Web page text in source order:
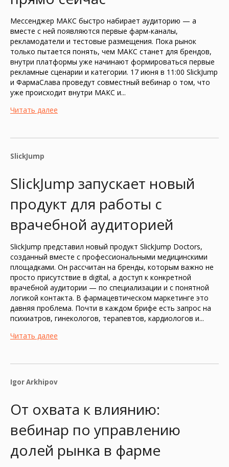
Мессенджер МАКС быстро набирает аудиторию — а
вместе с ней появляются первые фарм-каналы,
рекламодатели и тестовые размещения. Пока рынок
только пытается понять, чем МАКС станет для брендов,
внутри платформы уже начинают формироваться первые
рекламные сценарии и категории. 17 июня в 11:00 SlickJump
и ФармаСлава проведут совместный вебинар о том, что
уже происходит внутри МАКС и...
Читать далее
SlickJump
SlickJump запускает новый
продукт для работы с
врачебной аудиторией
SlickJump представил новый продукт SlickJump Doctors,
созданный вместе с профессиональными медицинскими
площадками. Он рассчитан на бренды, которым важно не
просто присутствие в digital, а доступ к конкретной
врачебной аудитории — по специализации и с понятной
логикой контакта. В фармацевтическом маркетинге это
давняя проблема. Почти в каждом брифе есть запрос на
психиатров, гинекологов, терапевтов, кардиологов и...
Читать далее
Igor Arkhipov
От охвата к влиянию:
вебинар по управлению
долей рынка в фарме